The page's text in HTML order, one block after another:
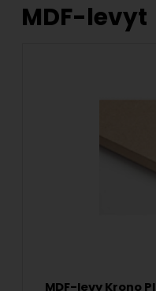
MDF-levyt
MDF-levy Krono